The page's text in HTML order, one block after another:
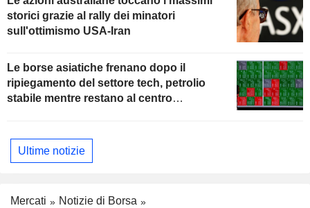
storici grazie al rally dei minatori
sull'ottimismo USA-Iran
Le borse asiatiche frenano dopo il
ripiegamento del settore tech, petrolio
stabile mentre restano al centro
Ultime notizie
Mercati
Notizie di Borsa